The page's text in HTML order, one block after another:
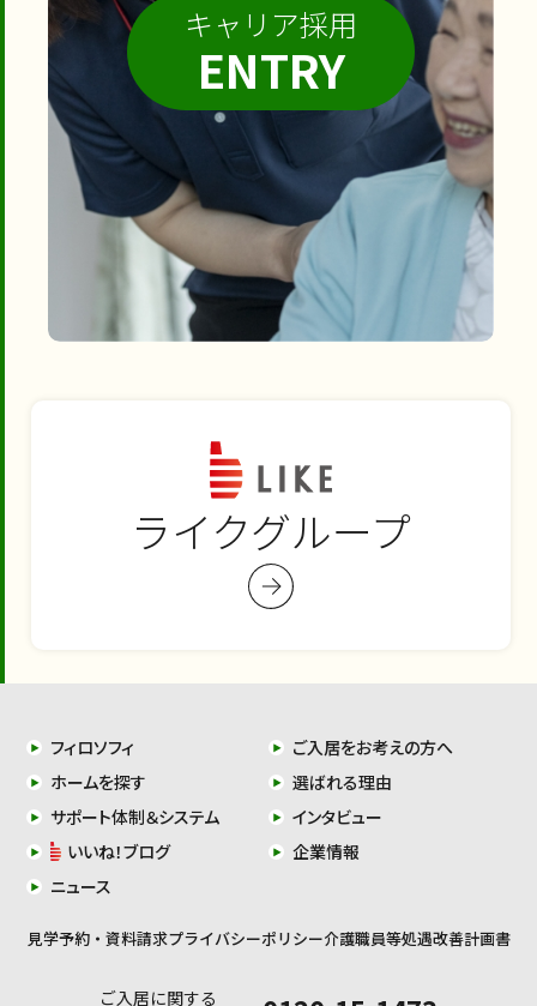
キャリア採用
ENTRY
ライクグループ
フィロソフィ
ご入居をお考えの方へ
ホームを探す
選ばれる理由
サポート体制＆システム
インタビュー
いいね！ブログ
企業情報
ニュース
見学予約・資料請求プライバシーポリシー介護職員等処遇改善計画書
ご入居に関する